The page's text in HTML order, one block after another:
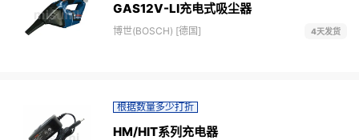
GAS12V-LI充电式吸尘器
博世(BOSCH) [德国] 4天发货
根据数量多少打折
HM/HIT系列充电器